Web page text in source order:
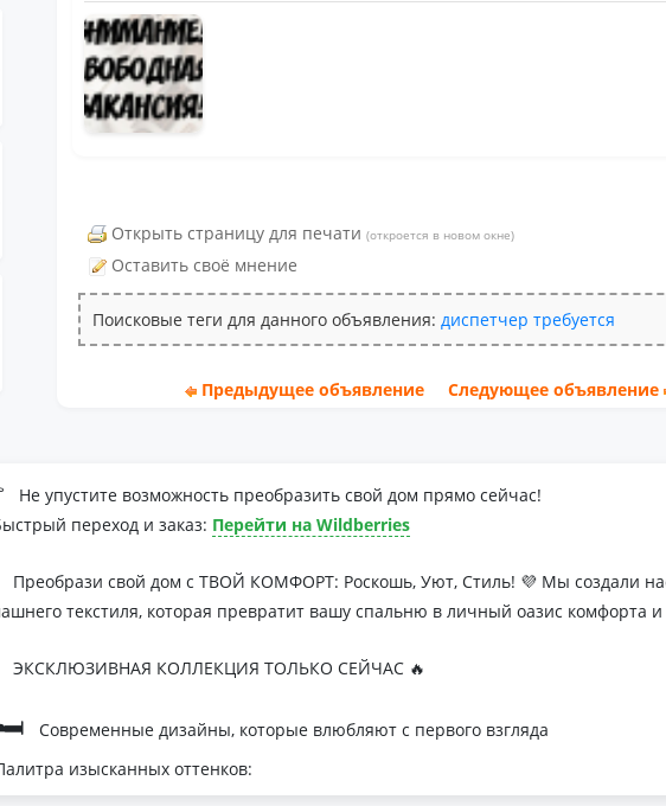
Открыть страницу для печати (откроется в новом окне)
Оставить своё мнение
Поисковые теги для данного объявления:диспетчер требуется
Предыдущее объявление Следующее объявление
Не упустите возможность преобразить свой дом прямо сейчас!
переход и заказ: Перейти на Wildberries
Преобрази свой дом с ТВОЙ КОМФОРТ: Роскошь, Уют, Стиль! 💜 Мы создали
текстиля, которая превратит вашу спальню в личный оазис комфорта и
ЭКСКЛЮЗИВНАЯ КОЛЛЕКЦИЯ ТОЛЬКО СЕЙЧАС 🔥
Современные дизайны, которые влюбляют с первого взгляда
изысканных оттенков: